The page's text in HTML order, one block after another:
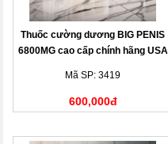
Thuốc cường dương BIG PENIS
6800MG cao cấp chính hãng USA
Mã SP: 3419
600,000đ